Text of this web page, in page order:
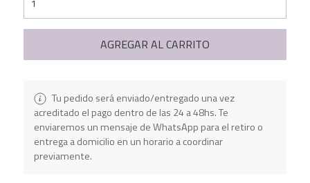
AGREGAR AL CARRITO
Tu pedido será enviado/entregado una vez
acreditado el pago dentro de las 24 a 48hs. Te
enviaremos un mensaje de WhatsApp para el retiro o
entrega a domicilio en un horario a coordinar
previamente.